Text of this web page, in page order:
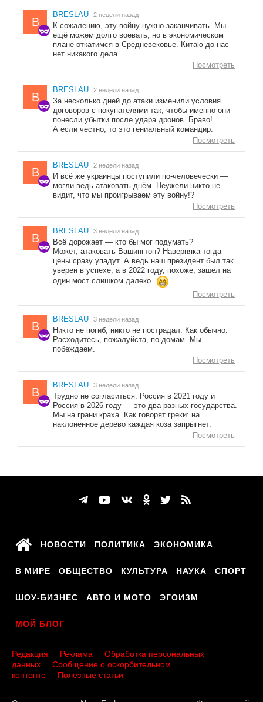
B
BRESLAU 2 недели назад
К сожалению, эту войну нужно заканчивать. Мы
ещё можем долго воевать, но в экономическом
плане откатимся в Средневековье. Китаю до нас
нет никакого дела.
Посмотреть
B
BRESLAU 2 недели назад
За несколько дней до атаки изменили условия
договоров с покупателями так, чтобы именно они
понесли убытки после удара дронов. Браво!
А если честно, то это гениальный командир.
Посмотреть
B
BRESLAU 2 недели назад
И всё же украинцы поступили по-человечески —
могли ведь атаковать днём. Неужели никто не
видит, что мы проигрываем эту войну!?
Посмотреть
B
BRESLAU 3 недели назад
Всё дорожает — кто бы мог подумать?
Может, атаковать Вашингтон? Наверняка тогда
цены сразу упадут. А ведь наш президент был так
уверен в успехе, а в 2022 году, похоже, зашёл на
один мост слишком далеко.
...
Посмотреть
B
BRESLAU 3 недели назад
Никто не погиб, никто не пострадал. Как обычно.
Расходитесь, пожалуйста, по домам. Мы
побеждаем.
Посмотреть
B
BRESLAU 3 недели назад
Трудно не согласиться. Россия в 2021 году и
Россия в 2026 году — это два разных государства.
Мы на грани краха. Как говорят греки: на
наклонённое дерево каждая коза запрыгнет.
Посмотреть
НОВОСТИ ПОЛИТИКА ЭКОНОМИКА
В МИРЕ ОБЩЕСТВО КУЛЬТУРА НАУКА СПОРТ
ШОУ-БИЗНЕС АВТО И МОТО ЭГОИЗМ
МОЙ БЛОГ
Редакция Реклама
Обработка персональных
данных
Сообщение о оскорбительном
контенте
Полезные статьи